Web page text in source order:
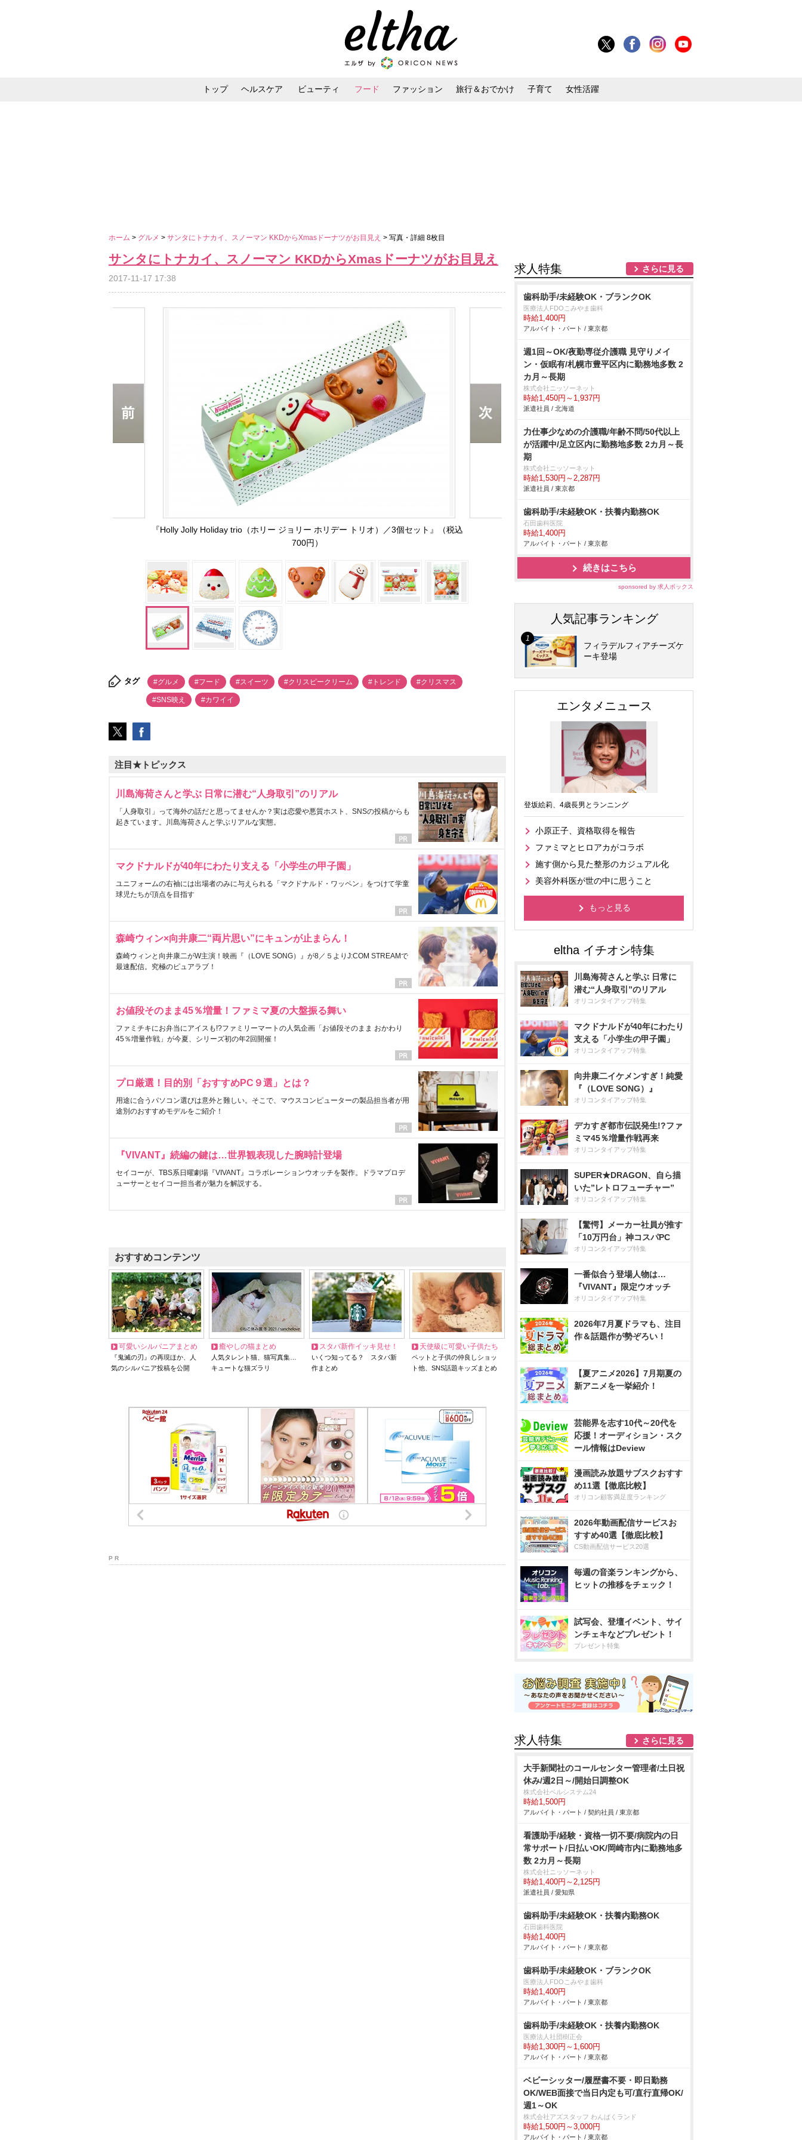
トップ ヘルスケア ビューティ フード ファッション 旅行＆おでかけ 子育て 女性活躍
ホーム > グルメ > サンタにトナカイ、スノーマン KKDからXmasドーナツがお目見え > 写真・詳細 8枚目
サンタにトナカイ、スノーマン KKDからXmasドーナツがお目見え
2017-11-17 17:38
『Holly Jolly Holiday trio（ホリー ジョリー ホリデー トリオ）／3個セット』（税込
700円）
タグ #グルメ #フード #スイーツ #クリスピークリーム #トレンド #クリスマス
#SNS映え #カワイイ
注目★トピックス
川島海荷さんと学ぶ 日常に潜む“人身取引”のリアル
「人身取引」って海外の話だと思ってませんか？実は恋愛や悪質ホスト、SNSの投稿からも
起きています。川島海荷さんと学ぶリアルな実態。
マクドナルドが40年にわたり支える「小学生の甲子園」
ユニフォームの右袖には出場者のみに与えられる「マクドナルド・ワッペン」をつけて学童
球児たちが頂点を目指す
森崎ウィン×向井康二“両片思い”にキュンが止まらん！
森崎ウィンと向井康二がW主演！映画『（LOVE SONG）』が8／５よりJ:COM STREAMで
最速配信。究極のピュアラブ！
お値段そのまま45％増量！ファミマ夏の大盤振る舞い
ファミチキにお弁当にアイスも!?ファミリーマートの人気企画「お値段そのまま おかわり
45％増量作戦」が今夏、シリーズ初の年2回開催！
プロ厳選！目的別「おすすめPC９選」とは？
用途に合うパソコン選びは意外と難しい。そこで、マウスコンピューターの製品担当者が用
途別のおすすめモデルをご紹介！
『VIVANT』続編の鍵は…世界観表現した腕時計登場
セイコーが、TBS系日曜劇場『VIVANT』コラボレーションウオッチを製作。ドラマプロデ
ューサーとセイコー担当者が魅力を解説する。
おすすめコンテンツ
可愛いシルバニアまとめ
『鬼滅の刃』の再現ほか、人
気のシルバニア投稿を公開
癒やしの猫まとめ
人気タレント猫、猫写真集…
キュートな猫ズラリ
スタバ新作イッキ見せ！
いくつ知ってる？ スタバ新
作まとめ
天使級に可愛い子供たち
ペットと子供の仲良しショッ
ト他、SNS話題キッズまとめ
P R
求人特集 さらに見る
歯科助手/未経験OK・ブランクOK
医療法人FDOこみやま歯科
時給1,400円
アルバイト・パート / 東京都
週1回～OK/夜勤専従介護職 見守りメイ
ン・仮眠有/札幌市豊平区内に勤務地多数 2
カ月～長期
株式会社ニッソーネット
時給1,450円～1,937円
派遣社員 / 北海道
力仕事少なめの介護職/年齢不問/50代以上
が活躍中/足立区内に勤務地多数 2カ月～長
期
株式会社ニッソーネット
時給1,530円～2,287円
派遣社員 / 東京都
歯科助手/未経験OK・扶養内勤務OK
石田歯科医院
時給1,400円
アルバイト・パート / 東京都
続きはこちら
sponsored by 求人ボックス
人気記事ランキング
フィラデルフィアチーズケ
ーキ登場
エンタメニュース
登坂絵莉、4歳長男とランニング
小原正子、資格取得を報告
ファミマとヒロアカがコラボ
施す側から見た整形のカジュアル化
美容外科医が世の中に思うこと
もっと見る
川島海荷さんと学ぶ 日常に
潜む“人身取引”のリアル
オリコンタイアップ特集
マクドナルドが40年にわたり
支える「小学生の甲子園」
オリコンタイアップ特集
向井康二イケメンすぎ！純愛
『（LOVE SONG）』
オリコンタイアップ特集
デカすぎ都市伝説発生!?ファ
ミマ45％増量作戦再来
オリコンタイアップ特集
SUPER★DRAGON、自ら描
いた”レトロフューチャー”
オリコンタイアップ特集
【驚愕】メーカー社員が推す
「10万円台」神コスパPC
オリコンタイアップ特集
一番似合う登場人物は…
『VIVANT』限定ウオッチ
オリコンタイアップ特集
2026年7月夏ドラマも、注目
作＆話題作が勢ぞろい！
【夏アニメ2026】7月期夏の
新アニメを一挙紹介！
芸能界を志す10代～20代を
応援！オーディション・スク
ール情報はDeview
漫画読み放題サブスクおすす
め11選【徹底比較】
オリコン顧客満足度ランキング
2026年動画配信サービスお
すすめ40選【徹底比較】
CS動画配信サービス20選
毎週の音楽ランキングから、
ヒットの推移をチェック！
試写会、登壇イベント、サイ
ンチェキなどプレゼント！
プレゼント特集
求人特集 さらに見る
大手新聞社のコールセンター管理者/土日祝
休み/週2日～/開始日調整OK
株式会社ベルシステム24
時給1,500円
アルバイト・パート / 契約社員 / 東京都
看護助手/経験・資格一切不要/病院内の日
常サポート/日払いOK/岡崎市内に勤務地多
数 2カ月～長期
株式会社ニッソーネット
時給1,400円～2,125円
派遣社員 / 愛知県
歯科助手/未経験OK・扶養内勤務OK
石田歯科医院
時給1,400円
アルバイト・パート / 東京都
歯科助手/未経験OK・ブランクOK
医療法人FDOこみやま歯科
時給1,400円
アルバイト・パート / 東京都
歯科助手/未経験OK・扶養内勤務OK
医療法人社団樹正会
時給1,300円～1,600円
アルバイト・パート / 東京都
ベビーシッター/履歴書不要・即日勤務
OK/WEB面接で当日内定も可/直行直帰OK/
週1～OK
株式会社アズスタッフ わんぱくランド
時給1,500円～3,000円
アルバイト・パート / 東京都